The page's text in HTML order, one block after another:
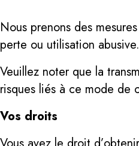
Nous prenons des
perte ou utilisation abusive.
Veuillez noter que la
risques liés à ce mode de
Vos droits